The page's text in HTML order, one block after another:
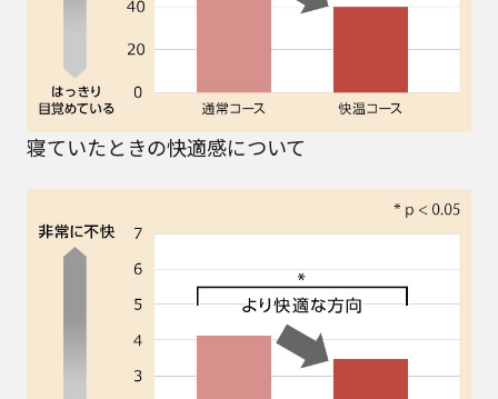
寝ていたときの快適感について